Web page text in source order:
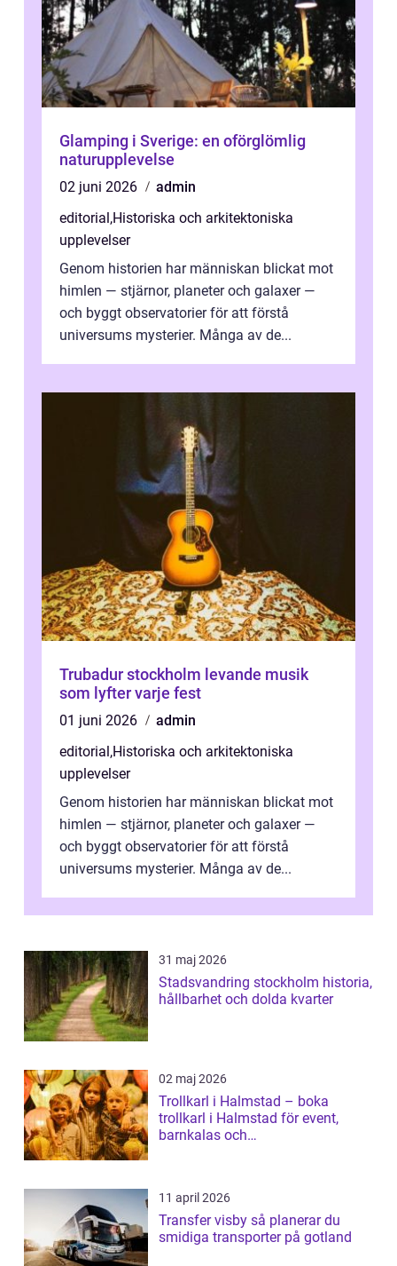
Glamping i Sverige: en oförglömlig
naturupplevelse
02 juni 2026
admin
editorial ,Historiska och arkitektoniska
upplevelser
Genom historien har människan blickat mot
himlen — stjärnor, planeter och galaxer —
och byggt observatorier för att förstå
universums mysterier. Många av de...
Trubadur stockholm levande musik
som lyfter varje fest
01 juni 2026
admin
editorial ,Historiska och arkitektoniska
upplevelser
Genom historien har människan blickat mot
himlen — stjärnor, planeter och galaxer —
och byggt observatorier för att förstå
universums mysterier. Många av de...
31 maj 2026
Stadsvandring stockholm historia,
hållbarhet och dolda kvarter
02 maj 2026
Trollkarl i Halmstad – boka
trollkarl i Halmstad för event,
barnkalas och
11 april 2026
Transfer visby så planerar du
smidiga transporter på gotland